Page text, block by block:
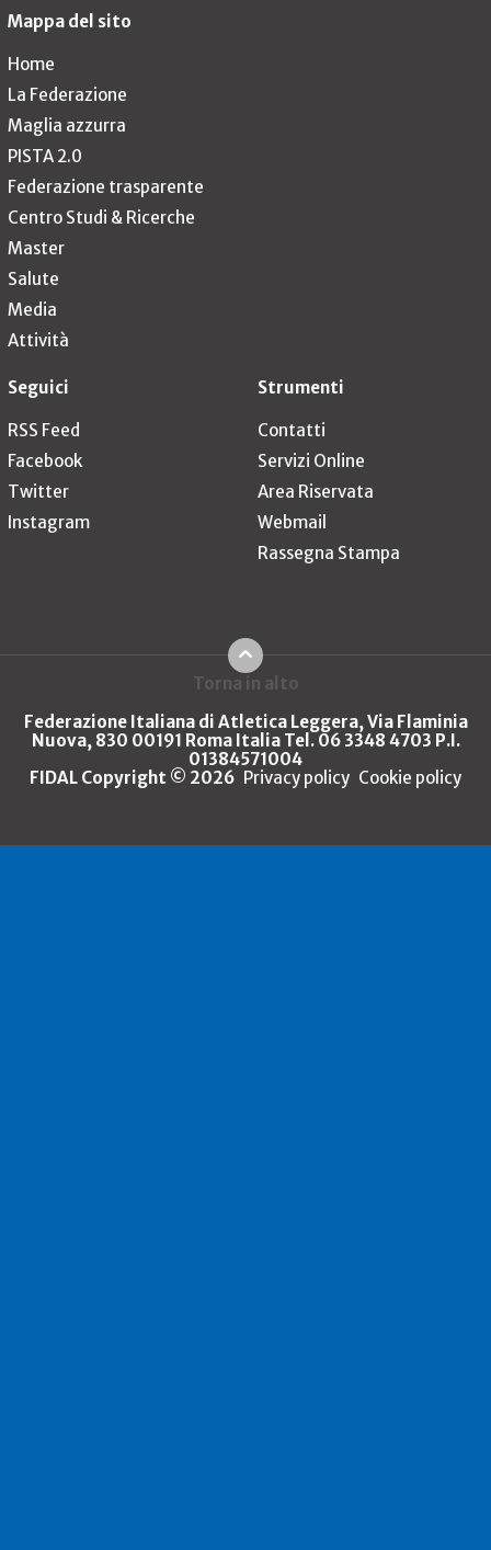
Mappa del sito
Home
La Federazione
Maglia azzurra
PISTA 2.0
Federazione trasparente
Centro Studi & Ricerche
Master
Salute
Media
Attività
Seguici
RSS Feed
Facebook
Twitter
Instagram
Strumenti
Contatti
Servizi Online
Area Riservata
Webmail
Rassegna Stampa
Torna in alto
Federazione Italiana di Atletica Leggera, Via Flaminia
Nuova, 830 00191 Roma Italia Tel. 06 3348 4703 P.I.
01384571004
FIDAL Copyright © 2026 Privacy policy Cookie policy